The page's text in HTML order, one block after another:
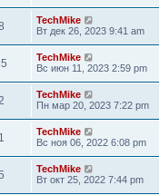
TechMike
Вт дек 26, 2023 9:41 am
TechMike
Вс июн 11, 2023 2:59 pm
TechMike
Пн мар 20, 2023 7:22 pm
TechMike
Вс ноя 06, 2022 6:08 pm
TechMike
Вт окт 25, 2022 7:44 pm